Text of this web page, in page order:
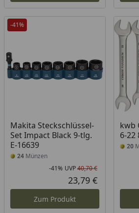
-41%
Makita Steckschlüssel-
Set Impact Black 9-tlg.
E-16639
24 Münzen
Rabatt in
-41% UVP40,70 €
Aktueller
23,79 €
Zum Produkt
kwb
6-22
20